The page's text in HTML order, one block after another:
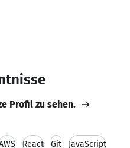
Profil zu sehen.
React Git JavaScript